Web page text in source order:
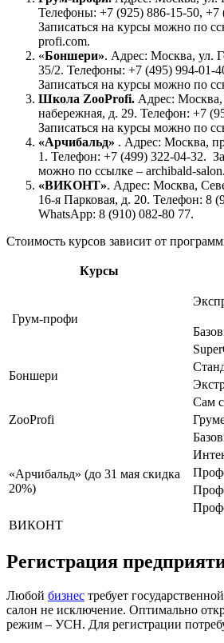
Телефоны: +7 (925) 886-15-50, +7
Записаться на курсы можно по
profi.com.
«Боншери». Адрес: Москва, ул.
35/2. Телефоны: +7 (495) 994-01-
Записаться на курсы можно по
Школа ZooProfi. Адрес: Москва,
набережная, д. 29. Телефон: +7
Записаться на курсы можно по
«Арчибальд» . Адрес: Москва,
1. Телефон: +7 (499) 322-04-32.
можно по ссылке – archibald-
«ВИКОНТ». Адрес: Москва,
16-я Парковая, д. 20. Телефон: 8
WhatsApp: 8 (910) 082-80 77.
Стоимость курсов зависит от
Курсы
Грум-профи
Боншери
ZooProfi
Сам
«Арчибальд» (до 31 мая скидка
20%)
ВИКОНТ
Регистрация
Любой бизнес требует
салон не исключение. Оптимально
режим – УСН. Для регистрации